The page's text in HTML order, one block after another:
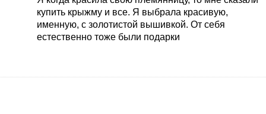
купить крыжму и все. Я выбрала красивую,
именную, с золотистой вышивкой. От себя
естественно тоже были подарки